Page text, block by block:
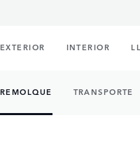
EXTERIOR INTERIOR
REMOLQUE TRANSPORTE